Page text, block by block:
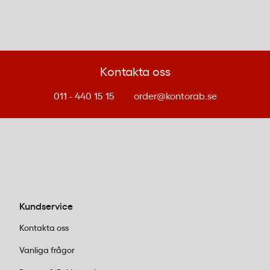
chokladpraliner
huvudingrediens i nougaten. Produkten kan även
Kontakta oss
011 - 440 15 15 order@kontorab.se
Kundservice
Kontakta oss
Vanliga frågor